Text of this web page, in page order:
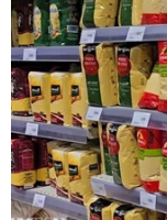
Minh sụt giảm về
lệ hấp thụ vẫn ở